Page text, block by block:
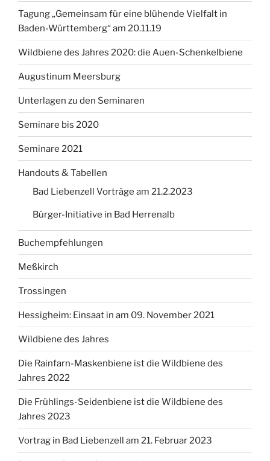
Tagung „Gemeinsam für eine blühende Vielfalt in
Baden-Württemberg“ am 20.11.19
Wildbiene des Jahres 2020: die Auen-Schenkelbiene
Augustinum Meersburg
Unterlagen zu den Seminaren
Seminare bis 2020
Seminare 2021
Handouts & Tabellen
Bad Liebenzell Vorträge am 21.2.2023
Bürger-Initiative in Bad Herrenalb
Buchempfehlungen
Meßkirch
Trossingen
Hessigheim: Einsaat in am 09. November 2021
Wildbiene des Jahres
Die Rainfarn-Maskenbiene ist die Wildbiene des
Jahres 2022
Die Frühlings-Seidenbiene ist die Wildbiene des
Jahres 2023
Vortrag in Bad Liebenzell am 21. Februar 2023